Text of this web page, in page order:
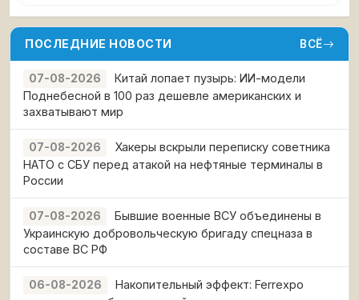
ПОСЛЕДНИЕ НОВОСТИ ВСЁ
07-08-2026
Китай лопает пузырь: ИИ-модели
Поднебесной в 100 раз дешевле американских и
захватывают мир
07-08-2026
Хакеры вскрыли переписку советника
НАТО с СБУ перед атакой на нефтяные терминалы в
России
07-08-2026
Бывшие военные ВСУ объединены в
Украинскую добровольческую бригаду спецназа в
составе ВС РФ
06-08-2026
Накопительный эффект: Ferrexpo